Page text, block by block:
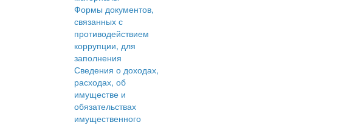
Формы документов,
связанных с
противодействием
коррупции, для
заполнения
Сведения о доходах,
расходах, об
имуществе и
обязательствах
имущественного